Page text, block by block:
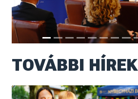
TOVÁBBI HÍREK